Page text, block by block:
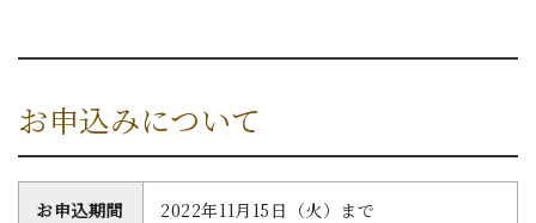
お申込みについて
お申込期間 2022年11月15日（火）まで